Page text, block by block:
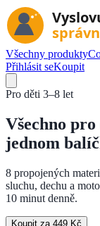
Všechny produkty
Přihlásit seKoupit
Pro děti 3–8 let
Všechno
jednom
8 propojených
sluchu, dechu a
10 minut denně.
Koupit za 449 Kč